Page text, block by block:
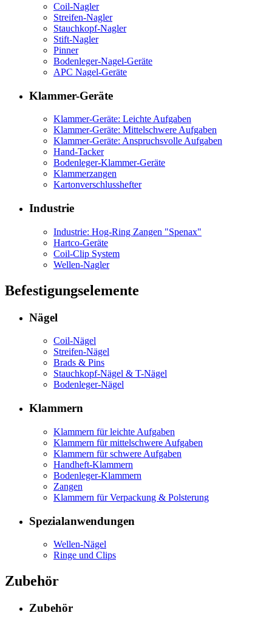
Coil-Nagler
Streifen-Nagler
Stauchkopf-Nagler
Stift-Nagler
Pinner
Bodenleger-Nagel-Geräte
APC Nagel-Geräte
Klammer-Geräte
Klammer-Geräte: Leichte Aufgaben
Klammer-Geräte: Mittelschwere Aufgaben
Klammer-Geräte: Anspruchsvolle Aufgaben
Hand-Tacker
Bodenleger-Klammer-Geräte
Klammerzangen
Kartonverschlusshefter
Industrie
Industrie: Hog-Ring Zangen "Spenax"
Hartco-Geräte
Coil-Clip System
Wellen-Nagler
Befestigungselemente
Nägel
Coil-Nägel
Streifen-Nägel
Brads & Pins
Stauchkopf-Nägel & T-Nägel
Bodenleger-Nägel
Klammern
Klammern für leichte Aufgaben
Klammern für mittelschwere Aufgaben
Klammern für schwere Aufgaben
Handheft-Klammern
Bodenleger-Klammern
Zangen
Klammern für Verpackung & Polsterung
Spezialanwendungen
Wellen-Nägel
Ringe und Clips
Zubehör
Zubehör